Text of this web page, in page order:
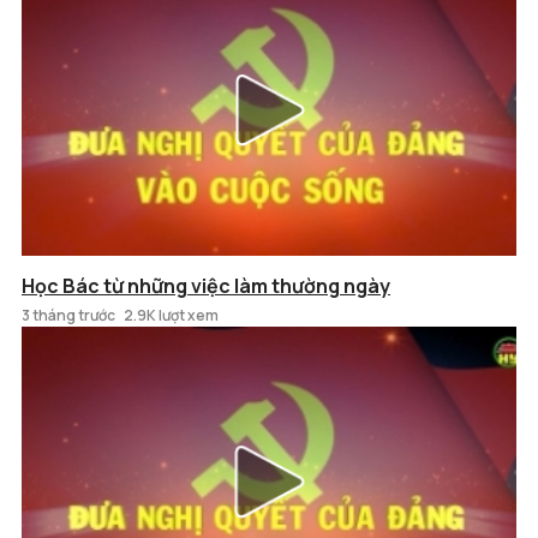
Học Bác từ những việc làm thường ngày
3 tháng trước 2.9K lượt xem